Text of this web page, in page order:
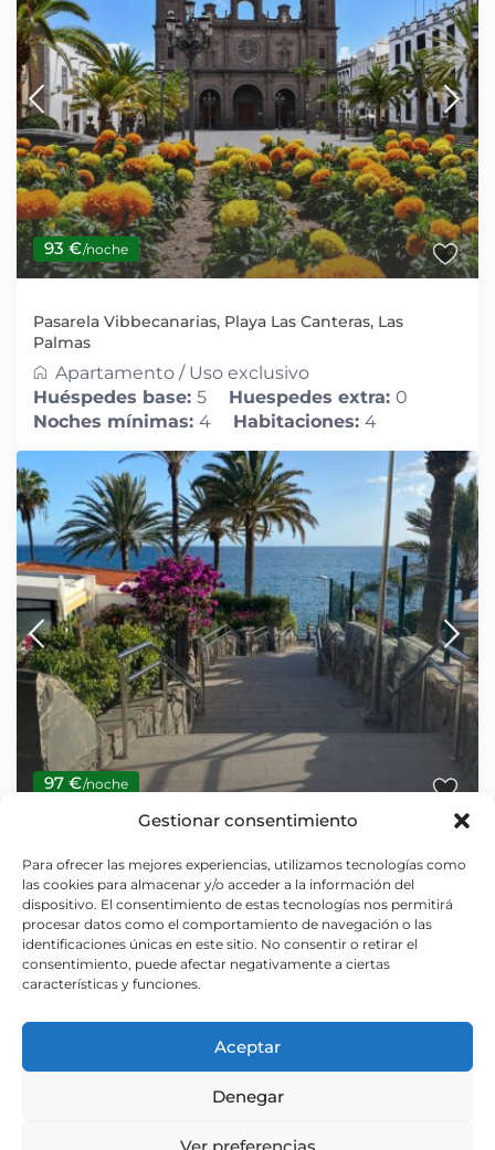
Gestionar consentimiento
Para ofrecer las mejores experiencias, utilizamos tecnologías como
las cookies para almacenar y/o acceder a la información del
dispositivo. El consentimiento de estas tecnologías nos permitirá
procesar datos como el comportamiento de navegación o las
identificaciones únicas en este sitio. No consentir o retirar el
consentimiento, puede afectar negativamente a ciertas
características y funciones.
Aceptar
Denegar
Ver preferencias
93 €/noche
Pasarela Vibbecanarias, Playa Las Canteras, Las
Palmas
Apartamento / Uso exclusivo
Huéspedes base: 5 Huespedes extra: 0
Noches mínimas: 4 Habitaciones: 4
97 €/noche
Las Tuneras Vibbecanarias San Agustin
Apartamento/Uso exclusivo
Huéspedes base: 5 Huespedes extra: 0
Noches mínimas: 4 Habitaciones: 4